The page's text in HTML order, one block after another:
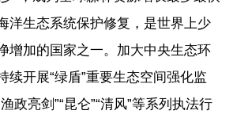
洋生态系统保护修复，是世界上少
增加的国家之一。加大中央生态环
续开展“绿盾”重要生态空间强化监
政亮剑”“昆仑”“清风”等系列执法行